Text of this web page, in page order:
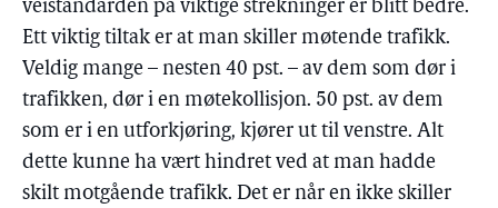
veistandarden på viktige strekninger er blitt bedre.
Ett viktig tiltak er at man skiller møtende trafikk.
Veldig mange – nesten 40 pst. – av dem som dør i
trafikken, dør i en møtekollisjon. 50 pst. av dem
som er i en utforkjøring, kjører ut til venstre. Alt
dette kunne ha vært hindret ved at man hadde
skilt motgående trafikk. Det er når en ikke skiller